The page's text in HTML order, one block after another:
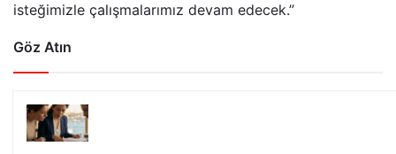
isteğimizle çalışmalarımız devam edecek.”
Göz Atın